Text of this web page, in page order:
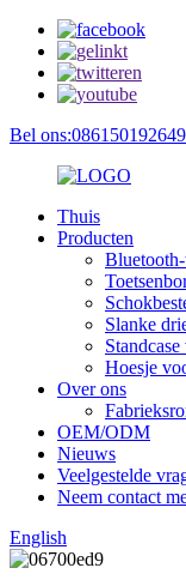
Bel
Thuis
Producten
Slanke
Hoesje
Over ons
OEM/ODM
Nieuws
Veelgestelde
Neem contact
English